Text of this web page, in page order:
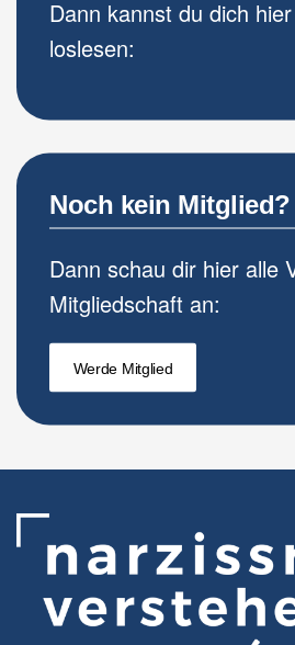
Dann kannst du dich
loslesen:
Noch kein Mitglied?
Dann schau dir hier alle
Mitgliedschaft an:
Werde Mitglied